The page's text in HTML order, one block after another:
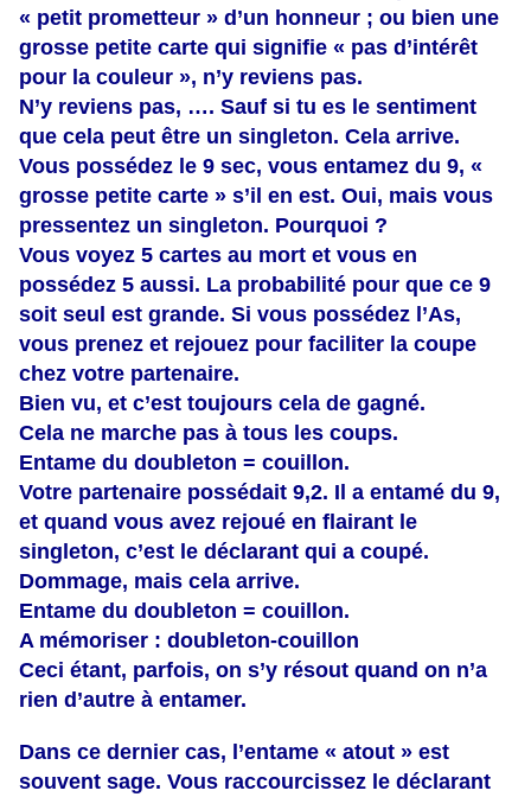
« petit prometteur » d’un honneur ; ou bien une
grosse petite carte qui signifie « pas d’intérêt
pour la couleur », n’y reviens pas.
N’y reviens pas, …. Sauf si tu es le sentiment
que cela peut être un singleton. Cela arrive.
Vous possédez le 9 sec, vous entamez du 9, «
grosse petite carte » s’il en est. Oui, mais vous
pressentez un singleton. Pourquoi ?
Vous voyez 5 cartes au mort et vous en
possédez 5 aussi. La probabilité pour que ce 9
soit seul est grande. Si vous possédez l’As,
vous prenez et rejouez pour faciliter la coupe
chez votre partenaire.
Bien vu, et c’est toujours cela de gagné.
Cela ne marche pas à tous les coups.
Entame du doubleton = couillon.
Votre partenaire possédait 9,2. Il a entamé du 9,
et quand vous avez rejoué en flairant le
singleton, c’est le déclarant qui a coupé.
Dommage, mais cela arrive.
Entame du doubleton = couillon.
A mémoriser : doubleton-couillon
Ceci étant, parfois, on s’y résout quand on n’a
rien d’autre à entamer.
Dans ce dernier cas, l’entame « atout » est
souvent sage. Vous raccourcissez le déclarant